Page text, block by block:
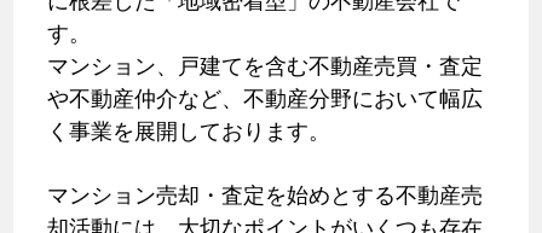
す。
マンション、戸建てを含む不動産売買・査定
や不動産仲介など、不動産分野において幅広
く事業を展開しております。
マンション売却・査定を始めとする不動産売
却活動には、大切なポイントがいくつも存在